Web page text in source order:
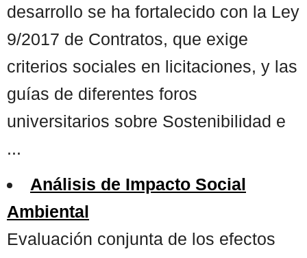
desarrollo se ha fortalecido con la Ley
9/2017 de Contratos, que exige
criterios sociales en licitaciones, y las
guías de diferentes foros
universitarios sobre Sostenibilidad e
...
Análisis de Impacto Social
Ambiental
Evaluación conjunta de los efectos